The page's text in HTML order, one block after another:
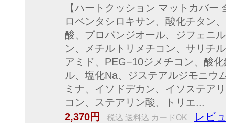
【ハートクッション マットカバ
ロペンタシロキサン、酸化チタン
酸、プロパンジオール、ジフェニ
ン、メチルトリメチコン、サリチ
アミド、PEG−10ジメチコン、酸
ル、塩化Na、ジステアルジモニウ
ミナ、イソドデカン、イソステア
コン、ステアリン酸、トリエ...
2,370円
税込 送料込 カードOK
レビ